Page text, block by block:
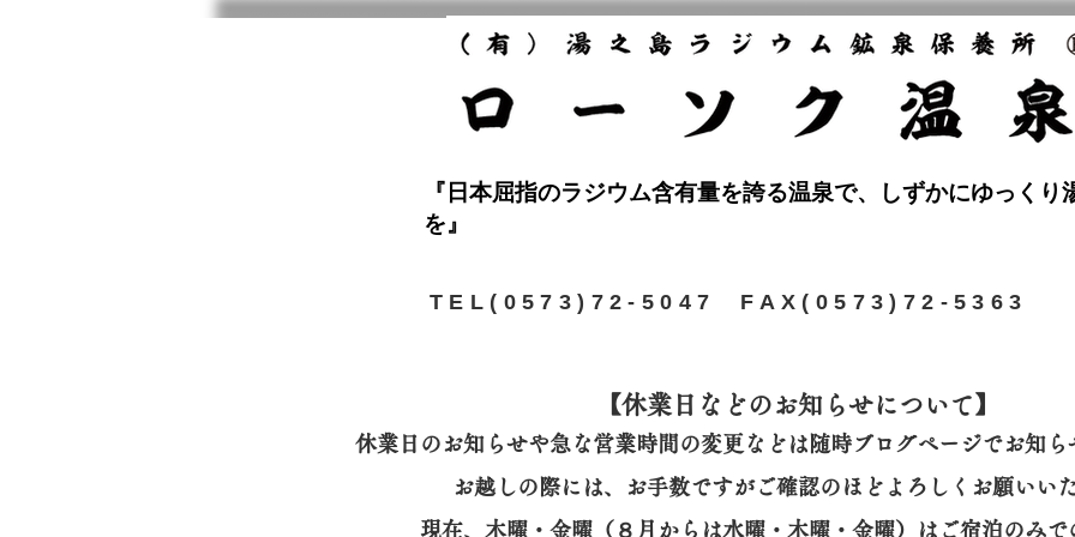
『日本屈指のラジウム含有量を誇る温泉で、しずかにゆっくり
を』
​TEL(0573)72-5047 FAX(0573)72-5363
【休業日などのお知らせについて】​
休業日のお知らせや急な営業時間の変更などは随時ブログページでお知
お越しの際には、
お手数ですがご確認のほどよろしくお願いい
現在、木曜・金曜（８月からは水曜・木曜・金曜）はご宿泊のみで